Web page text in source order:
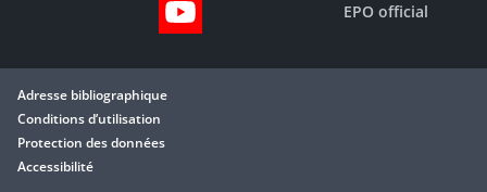
EPO official
Adresse bibliographique
Conditions d’utilisation
Protection des données
Accessibilité